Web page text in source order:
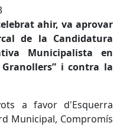
ahir, va aprovar
de la Candidatura
Municipalista en
i contra la
a favor d'Esquerra
Municipal, Compromís